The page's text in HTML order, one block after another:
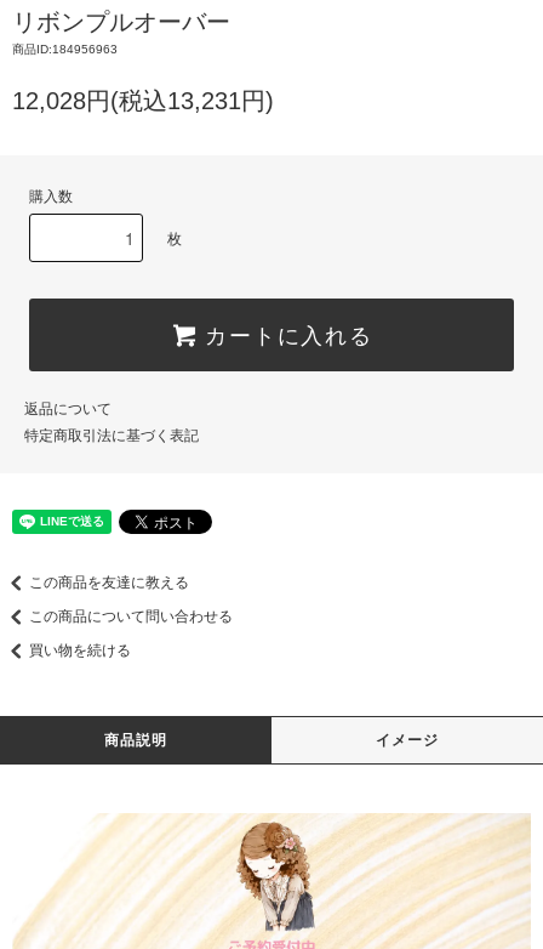
リボンプルオーバー
商品ID:184956963
12,028円(税込13,231円)
購入数
枚
カートに入れる
返品について
特定商取引法に基づく表記
この商品を友達に教える
この商品について問い合わせる
買い物を続ける
商品説明 イメージ